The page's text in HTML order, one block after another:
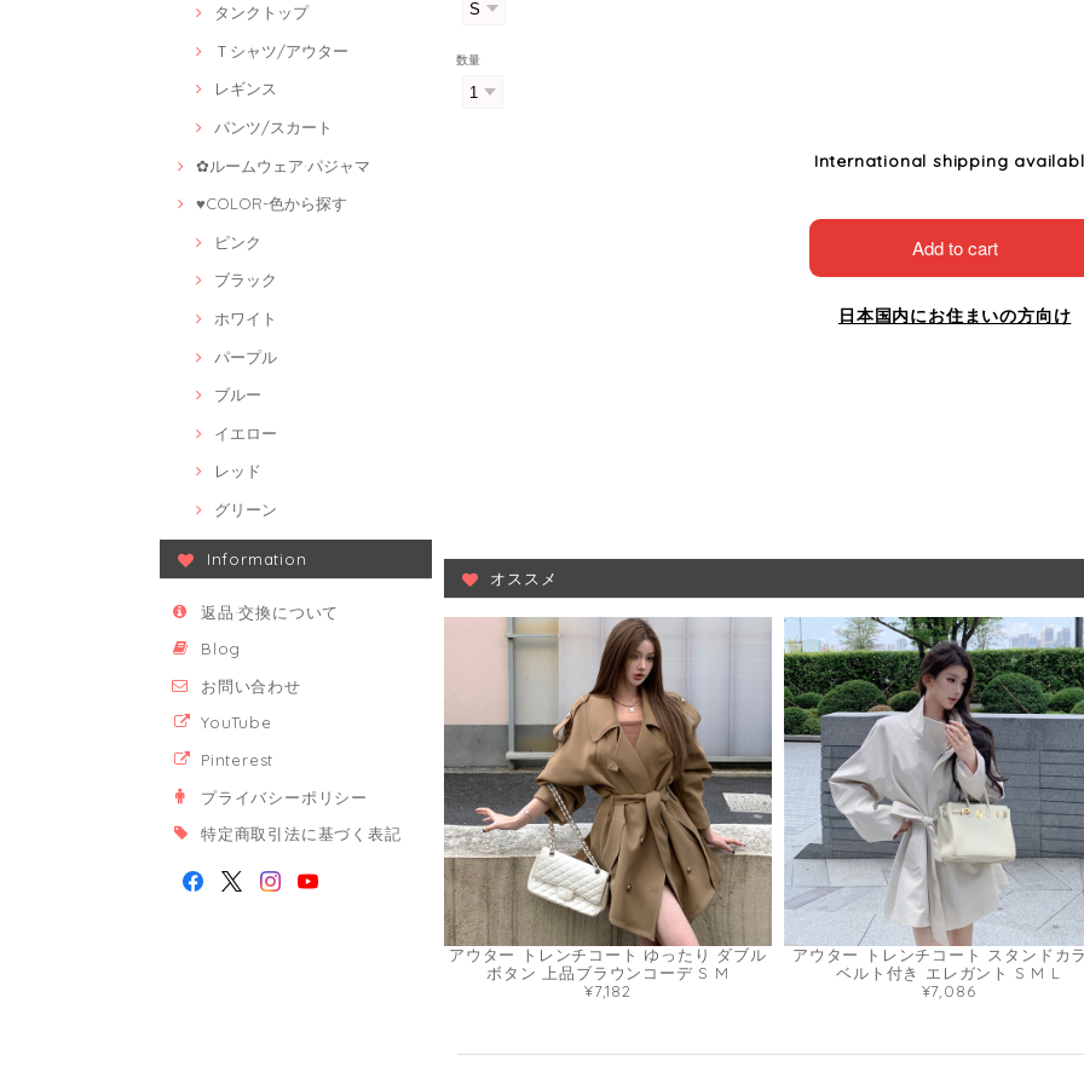
タンクトップ
Ｔシャツ/アウター
レギンス
パンツ/スカート
✿ルームウェア·パジャマ
♥COLOR-色から探す
ピンク
ブラック
ホワイト
パープル
ブルー
イエロー
レッド
グリーン
Information
返品·交換について
Blog
お問い合わせ
YouTube
Pinterest
プライバシーポリシー
特定商取引法に基づく表記
数量
International shipping
Add to cart
日本国内にお住まいの方向け
オススメ
アウター トレンチコート ゆったり ダブル
ボタン 上品ブラウンコーデ S M
¥7,182
アウター トレンチコート スタンドカ
ベルト付き エレガント S M L
¥7,086